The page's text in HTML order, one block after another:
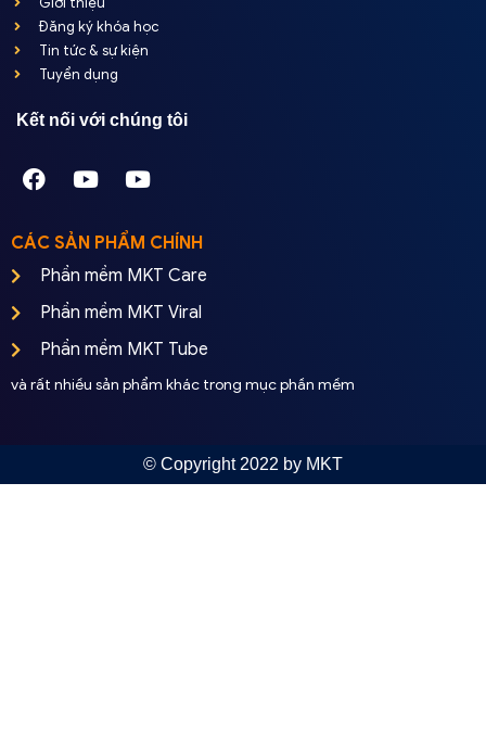
Đăng ký khóa học
Tin tức & sự kiện
Tuyển dụng
Kết nối với chúng tôi
CÁC SẢN PHẨM CHÍNH
Phần mềm MKT Care
Phần mềm MKT Viral
Phần mềm MKT Tube
và rất nhiều sản phẩm khác trong mục phần mềm
© Copyright 2022 by MKT